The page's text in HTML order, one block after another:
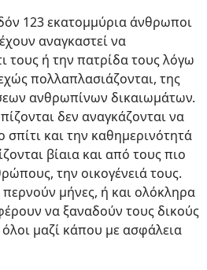
123 εκατομμύρια άνθρωποι
αναγκαστεί να
τους ή την πατρίδα τους λόγω
πολλαπλασιάζονται, της
ανθρωπίνων δικαιωμάτων.
δεν αναγκάζονται να
και την καθημερινότητά
βίαια και από τους πιο
την οικογένειά τους.
μήνες, ή και ολόκληρα
να ξαναδούν τους δικούς
μαζί κάπου με ασφάλεια